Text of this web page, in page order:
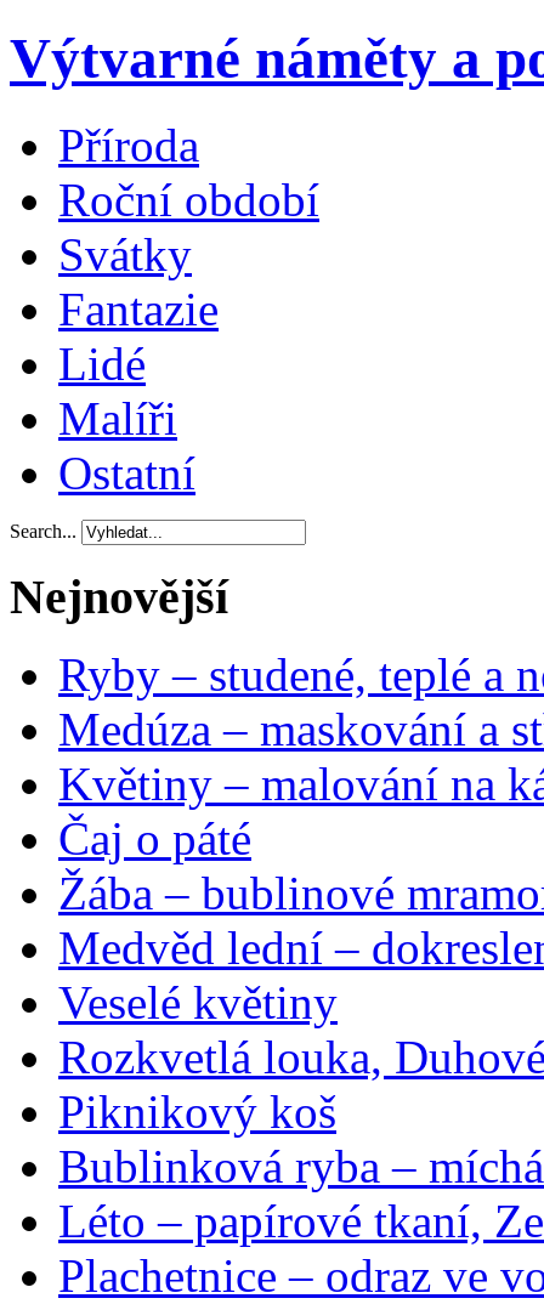
Výtvarné náměty a
Příroda
Roční období
Svátky
Fantazie
Lidé
Malíři
Ostatní
Search...
Nejnovější
Ryby – studené, teplé a
Medúza – maskování a
Květiny – malování na
Čaj o páté
Žába – bublinové
Medvěd lední –
Veselé květiny
Rozkvetlá louka,
Piknikový koš
Bublinková ryba –
Léto – papírové tkaní,
Plachetnice – odraz ve